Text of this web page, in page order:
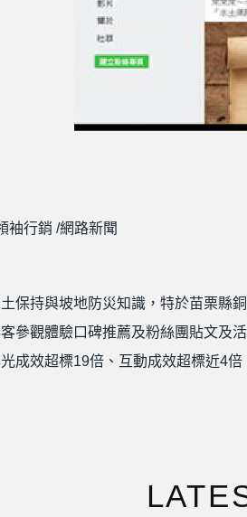
袖行銷 /網路新聞
保持與坡地防災知識，特於苗栗縣
參觀體驗口碑推薦及粉絲團貼文
成效超標19倍、互動成效超標近4